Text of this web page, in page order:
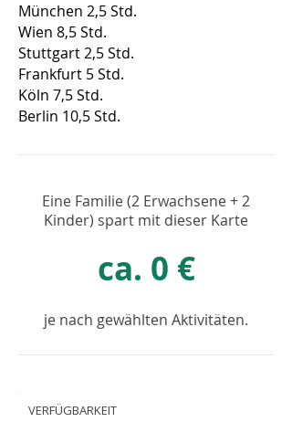
München 2,5 Std.
Wien 8,5 Std.
Stuttgart 2,5 Std.
Frankfurt 5 Std.
Köln 7,5 Std.
Berlin 10,5 Std.
Eine Familie (2 Erwachsene + 2
Kinder) spart mit dieser Karte
ca. 0 €
je nach gewählten Aktivitäten.
VERFÜGBARKEIT